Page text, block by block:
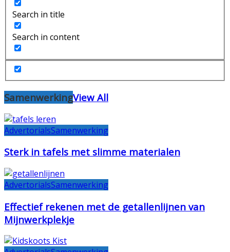
Search in title
Search in content
SamenwerkingView All
AdvertorialsSamenwerking
Sterk in tafels met slimme materialen
AdvertorialsSamenwerking
Effectief rekenen met de getallenlijnen van
Mijnwerkplekje